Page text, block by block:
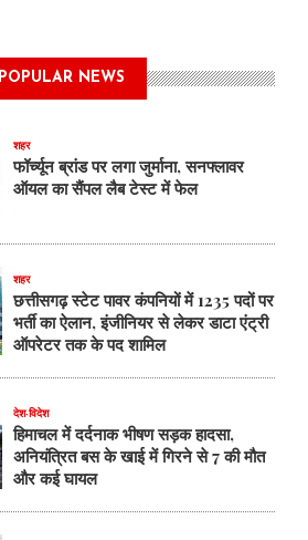
POPULAR NEWS
शहर
फॉर्च्यून ब्रांड पर लगा जुर्माना, सनफ्लावर
ऑयल का सैंपल लैब टेस्ट में फेल
शहर
छत्तीसगढ़ स्टेट पावर कंपनियों में 1235 पदों पर
भर्ती का ऐलान, इंजीनियर से लेकर डाटा एंट्री
ऑपरेटर तक के पद शामिल
देश-विदेश
हिमाचल में दर्दनाक भीषण सड़क हादसा,
अनियंत्रित बस के खाई में गिरने से 7 की मौत
और कई घायल